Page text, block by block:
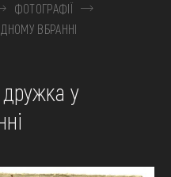
ФОТОГРАФІЇ
ВБРАННІ
у